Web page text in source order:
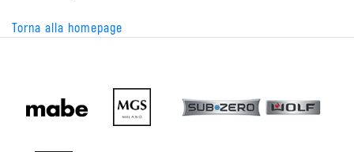
Torna alla homepage